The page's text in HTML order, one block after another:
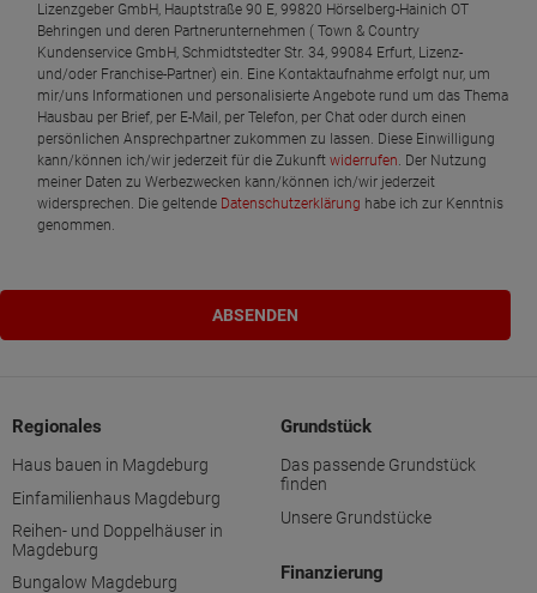
Lizenzgeber GmbH, Hauptstraße 90 E, 99820 Hörselberg-Hainich OT
Behringen und deren Partnerunternehmen ( Town & Country
Kundenservice GmbH, Schmidtstedter Str. 34, 99084 Erfurt, Lizenz-
und/oder Franchise-Partner) ein. Eine Kontaktaufnahme erfolgt nur, um
mir/uns Informationen und personalisierte Angebote rund um das Thema
Hausbau per Brief, per E-Mail, per Telefon, per Chat oder durch einen
persönlichen Ansprechpartner zukommen zu lassen. Diese Einwilligung
kann/können ich/wir jederzeit für die Zukunftwiderrufen. Der Nutzung
meiner Daten zu Werbezwecken kann/können ich/wir jederzeit
widersprechen. Die geltende Datenschutzerklärung habe ich zur Kenntnis
genommen.
Regionales
Haus bauen in Magdeburg
Einfamilienhaus Magdeburg
Reihen- und Doppelhäuser in
Magdeburg
Bungalow Magdeburg
Grundstück
Das passende Grundstück
finden
Unsere Grundstücke
Finanzierung